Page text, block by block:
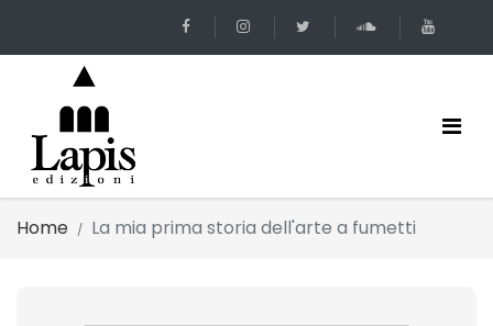
Home La mia prima storia dell'arte a fumetti